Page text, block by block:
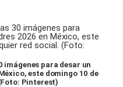
imágenes para desar un
este domingo 10 de
Pinterest)